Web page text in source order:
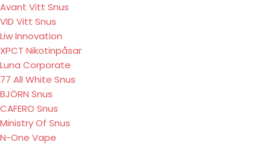
Avant Vitt Snus
VID Vitt Snus
Liw Innovation
XPCT Nikotinpåsar
Luna Corporate
77 All White Snus
BJÖRN Snus
CAFERO Snus
Ministry Of Snus
N-One Vape